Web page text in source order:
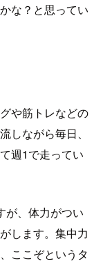
な？と思ってい
や筋トレなどの
しながら毎日、
週1で走ってい
が、体力がつい
します。集中力
ここぞというタ